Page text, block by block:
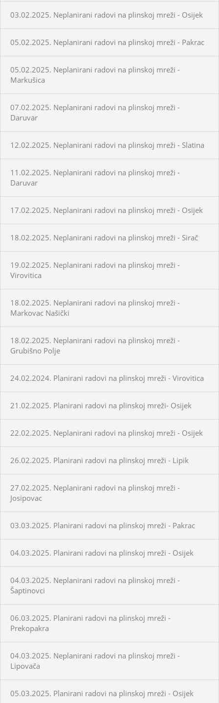
03.02.2025. Neplanirani radovi na plinskoj mreži - Osijek
05.02.2025. Neplanirani radovi na plinskoj mreži - Pakrac
05.02.2025. Neplanirani radovi na plinskoj mreži -
Markušica
07.02.2025. Neplanirani radovi na plinskoj mreži -
Daruvar
12.02.2025. Neplanirani radovi na plinskoj mreži - Slatina
11.02.2025. Neplanirani radovi na plinskoj mreži -
Daruvar
17.02.2025. Neplanirani radovi na plinskoj mreži - Osijek
18.02.2025. Neplanirani radovi na plinskoj mreži - Sirač
19.02.2025. Neplanirani radovi na plinskoj mreži -
Virovitica
18.02.2025. Neplanirani radovi na plinskoj mreži -
Markovac Našički
18.02.2025. Neplanirani radovi na plinskoj mreži -
Grubišno Polje
24.02.2024. Planirani radovi na plinskoj mreži - Virovitica
21.02.2025. Planirani radovi na plinskoj mreži- Osijek
22.02.2025. Neplanirani radovi na plinskoj mreži - Osijek
26.02.2025. Planirani radovi na plinskoj mreži - Lipik
27.02.2025. Neplanirani radovi na plinskoj mreži -
Josipovac
03.03.2025. Planirani radovi na plinskoj mreži - Pakrac
04.03.2025. Planirani radovi na plinskoj mreži - Osijek
04.03.2025. Neplanirani radovi na plinskoj mreži -
Šaptinovci
06.03.2025. Planirani radovi na plinskoj mreži -
Prekopakra
04.03.2025. Neplanirani radovi na plinskoj mreži -
Lipovača
05.03.2025. Planirani radovi na plinskoj mreži - Osijek